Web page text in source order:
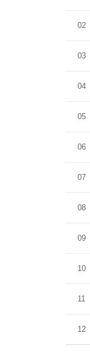
02
03
04
05
06
07
08
09
10
11
12